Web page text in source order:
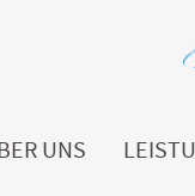
UNS